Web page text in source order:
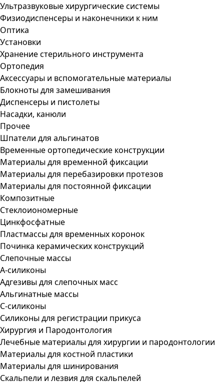
Ультразвуковые хирургические системы
Физиодиспенсеры и наконечники к ним
Оптика
Установки
Хранение стерильного инструмента
Ортопедия
Аксессуары и вспомогательные материалы
Блокноты для замешивания
Диспенсеры и пистолеты
Насадки, канюли
Прочее
Шпатели для альгинатов
Временные ортопедические конструкции
Материалы для временной фиксации
Материалы для перебазировки протезов
Материалы для постоянной фиксации
Композитные
Стеклоиономерные
Цинкфосфатные
Пластмассы для временных коронок
Починка керамических конструкций
Слепочные массы
А-силиконы
Адгезивы для слепочных масс
Альгинатные массы
С-силиконы
Силиконы для регистрации прикуса
Хирургия и Пародонтология
Лечебные материалы для хирургии и пародонтологии
Материалы для костной пластики
Материалы для шинирования
Скальпели и лезвия для скальпелей